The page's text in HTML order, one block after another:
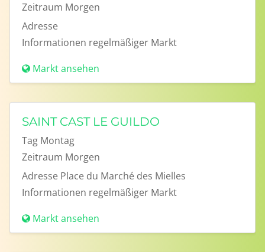
Zeitraum Morgen
Adresse
Informationen regelmäßiger Markt
Markt ansehen
SAINT CAST LE GUILDO
Tag Montag
Zeitraum Morgen
Adresse Place du Marché des Mielles
Informationen regelmäßiger Markt
Markt ansehen